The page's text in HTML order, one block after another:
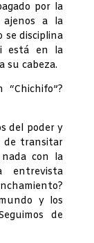
por la
ajenos a la
se disciplina
está en la
su cabeza.
del poder y
de transitar
con la
entrevista
y los
de